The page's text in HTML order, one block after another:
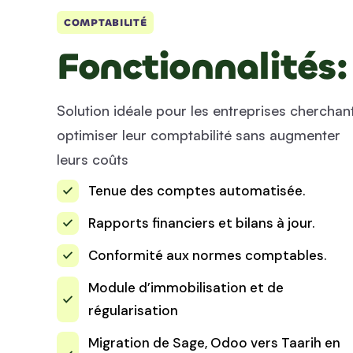
COMPTABILITÉ
Fonctionnalités:
Solution idéale pour les entreprises
optimiser leur comptabilité sans augmenter
leurs coûts
Tenue des comptes automatisée.
Rapports financiers et bilans à jour.
Conformité aux normes comptables.
Module d’immobilisation et de
régularisation
Migration de Sage, Odoo vers Taarih en